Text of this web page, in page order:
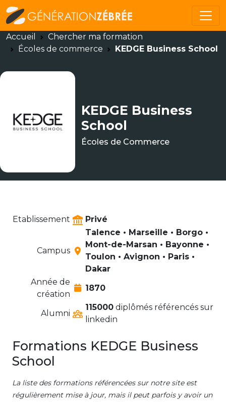
Accueil
Chercher ma formation
Écoles de commerce
KEDGE Business School
KEDGE Business
School
Écoles de Commerce
Etablissement Privé
Campus
Talence • Marseille • Borgo •
Mont-de-Marsan • Bayonne •
Toulon • Avignon • Paris •
Dakar
Année de
création
1870
Alumni
115000 diplômés référencés sur
linkedin
Formations KEDGE Business
School
La liste des formations référencées sur notre site est
régulièrement mise à jour, mais il peut parfois y avoir un